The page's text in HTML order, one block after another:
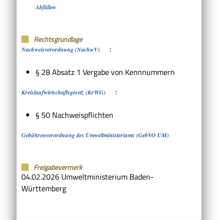
Abfällen
Rechtsgrundlage
Nachweisverordnung (NachwV)
:
§ 28 Absatz 1 Vergabe von Kennnummern
Kreislaufwirtschaftsgesetz (KrWG)
:
§ 50 Nachweispflichten
Gebührenverordnung des Umweltministeriums (GebVO UM)
Freigabevermerk
04.02.2026 Umweltministerium Baden-
Württemberg